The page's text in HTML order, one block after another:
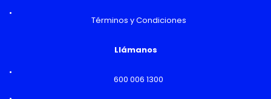
Términos y Condiciones
Llámanos
600 006 1300